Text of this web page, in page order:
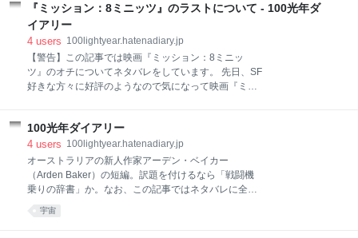
摘をいただければその際は速やかに修正したい。 色々
な係留軌道 月周回軌道 ラグランジュ点 コロニー落と
し リアプノフ軌道 DRO（Distant Retrograde Orbit）
関連用語メモ 参考 月周回軌道 ラグランジュ点 DROと
NRHO 月の共鳴軌道 その他 色々な係留軌道 地球周回
軌道は当たり前すぎるので除外し、それ以外について
ランジュ点（ハロー軌道、リサジュー
『ミッション：8ミニッツ』のラストについて - 100光年ダ
イアリー
4 users 100lightyear.hatenadiary.jp
【警告】この記事では映画『ミッション：8ミニッ
ツ』のオチについてネタバレをしています。 先日、SF
好きな方々に好評のようなので気になって映画『ミッ
うまく料理していて素晴らしい作品だったのだが、こ
の作品の感想をTwitterでちらほら読んでいたら、展開
が分かりづらい、ラストがよく分からないというよう
な声がいくつもあった。 そんな中、独自に解釈を試み
て記事を書いている方がいた。 Moviegoer:「ミッショ
り！） つまり、こちらの世界（現実）でも例のアクシ
100光年ダイアリー
4 users 100lightyear.hatenadiary.jp
オーストラリアの新人作家アーデン・ベイカー
（Arden Baker）の短編。訳題を付けるなら「戦闘機
乗りの辞書」か。なお、この記事ではネタバレに全く
配慮していないので注意。 初出：Aurealis, #167,
2024 Aurealis #167 — Aurealis 形式：ショートストー
宇宙